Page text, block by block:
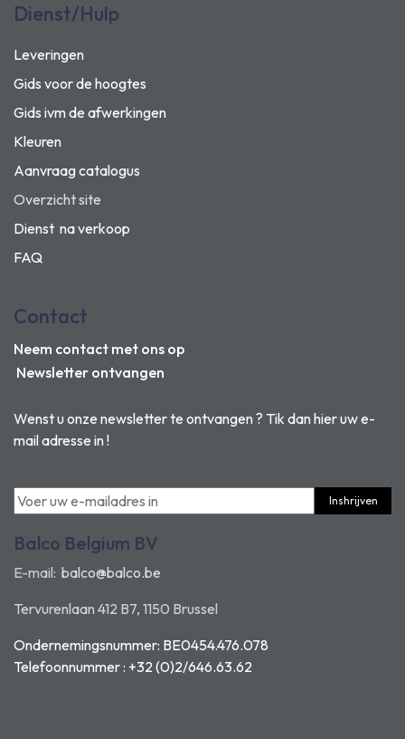
Dienst/Hulp
Leveringen
Gids voor de hoogtes
Gids ivm de afwerkingen
Kleuren
Aanvraag catalogus
Overzicht site
Dienst na verkoop
FAQ
Wenst u onze newsletter te ontvangen ? Tik dan hier uw e-
mail adresse in !
Inshrijven
Balco Belgium BV
E-mail: balco@balco.be
Tervurenlaan 412 B7, 1150 Brussel
Ondernemingsnummer: BE0454.476.078
Telefoonnummer : +32 (0)2/646.63.62
Contact
Neem contact met ons op
Newsletter ontvangen